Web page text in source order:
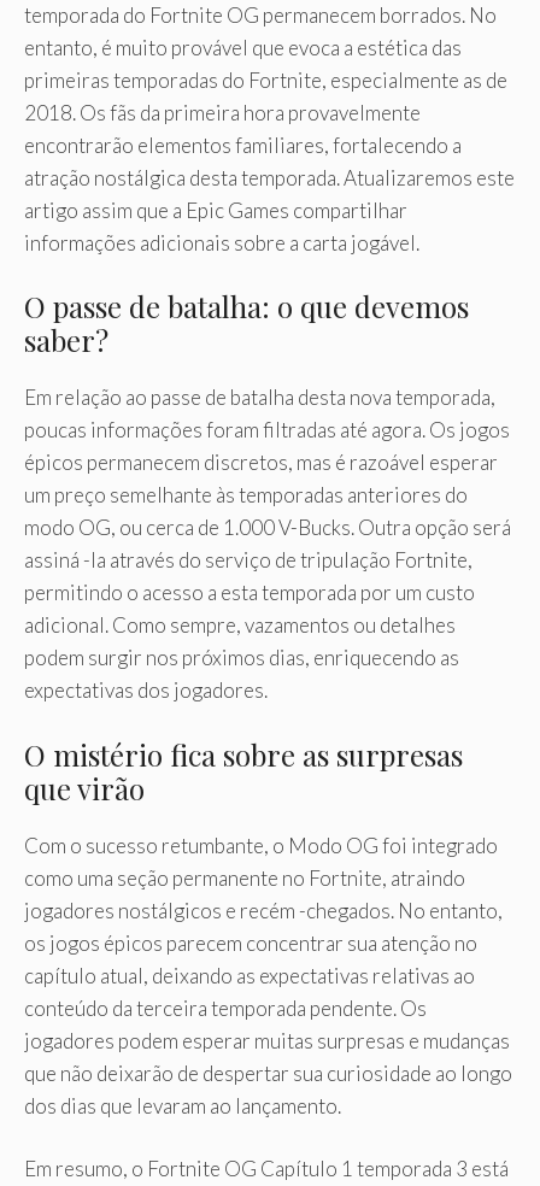
temporada do Fortnite OG permanecem borrados. No
entanto, é muito provável que evoca a estética das
primeiras temporadas do Fortnite, especialmente as de
2018. Os fãs da primeira hora provavelmente
encontrarão elementos familiares, fortalecendo a
atração nostálgica desta temporada. Atualizaremos este
artigo assim que a Epic Games compartilhar
informações adicionais sobre a carta jogável.
O passe de batalha: o que devemos
saber?
Em relação ao passe de batalha desta nova temporada,
poucas informações foram filtradas até agora. Os jogos
épicos permanecem discretos, mas é razoável esperar
um preço semelhante às temporadas anteriores do
modo OG, ou cerca de 1.000 V-Bucks. Outra opção será
assiná -la através do serviço de tripulação Fortnite,
permitindo o acesso a esta temporada por um custo
adicional. Como sempre, vazamentos ou detalhes
podem surgir nos próximos dias, enriquecendo as
expectativas dos jogadores.
O mistério fica sobre as surpresas
que virão
Com o sucesso retumbante, o Modo OG foi integrado
como uma seção permanente no Fortnite, atraindo
jogadores nostálgicos e recém -chegados. No entanto,
os jogos épicos parecem concentrar sua atenção no
capítulo atual, deixando as expectativas relativas ao
conteúdo da terceira temporada pendente. Os
jogadores podem esperar muitas surpresas e mudanças
que não deixarão de despertar sua curiosidade ao longo
dos dias que levaram ao lançamento.
Em resumo, o Fortnite OG Capítulo 1 temporada 3 está